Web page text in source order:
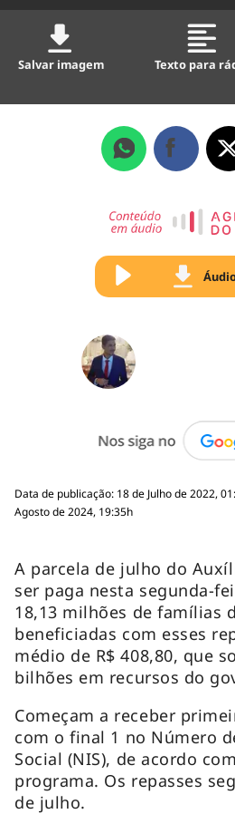
Salvar imagem Texto para
Data de publicação: 18 de Julho de 2022,
Agosto de 2024, 19:35h
A parcela de julho do
ser paga nesta segunda-
18,13 milhões de famílias
beneficiadas com esses
médio de R$ 408,80, que
bilhões em recursos do
Começam a receber
com o final 1 no Número
Social (NIS), de acordo
programa. Os repasses
de julho.